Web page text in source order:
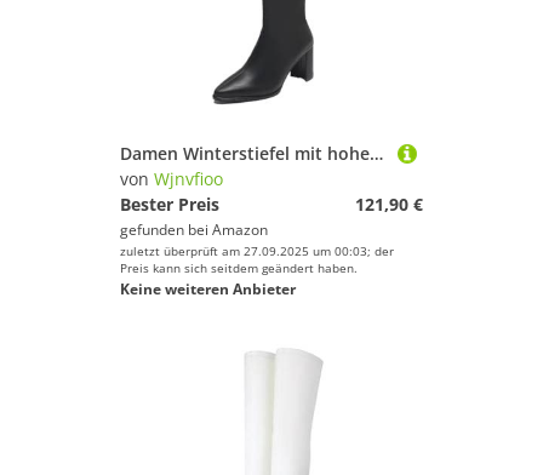
Damen Winterstiefel mit hohem Absatz, kniehoch, bequem, kurze Ritterstiefel
von Wjnvfioo
Bester Preis
121,90 €
gefunden bei Amazon
zuletzt überprüft am 27.09.2025 um 00:03; der
Preis kann sich seitdem geändert haben.
Keine weiteren Anbieter